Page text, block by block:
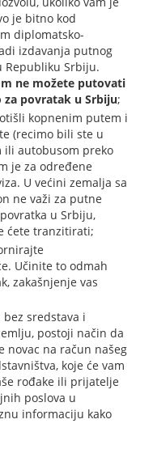
je bitno kod
diplomatsko-
izdavanja putnog
Republiku Srbiju.
ne možete putovati
za povratak u Srbiju;
kopnenim putem i
(recimo bili ste u
ili autobusom preko
je za određene
U većini zemalja sa
ne važi za putne
u Srbiju,
ćete tranzitirati;
Učinite to odmah
zakašnjenje vas
sredstava i
postoji način da
na račun našeg
koje će vam
rođake ili prijatelje
poslova u
informaciju kako